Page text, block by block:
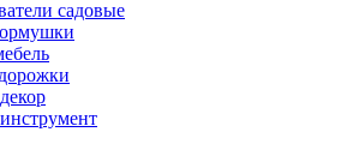
садовые